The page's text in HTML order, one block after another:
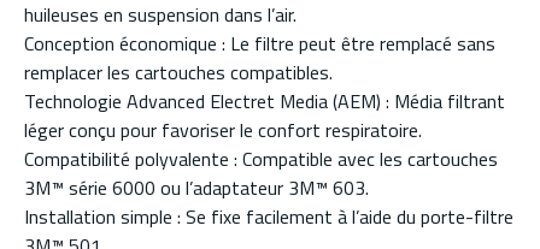
huileuses en suspension dans l’air.
Conception économique : Le filtre peut être remplacé sans
remplacer les cartouches compatibles.
Technologie Advanced Electret Media (AEM) : Média filtrant
léger conçu pour favoriser le confort respiratoire.
Compatibilité polyvalente : Compatible avec les cartouches
3M™ série 6000 ou l’adaptateur 3M™ 603.
Installation simple : Se fixe facilement à l’aide du porte-filtre